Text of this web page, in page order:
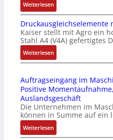
i
e
-
P
C
l
ä
s
t
s
i
c
h
k
m
o
d
u
l
e
r
i
n
g
e
n
Weiterlesen:
I
E
6
2
4
3
-
Z
e
r
t
Druckausgleichselemente
Kaiser stellt mit Agro ein
Stahl A4 (V4A) gefertigtes
Weiterlesen:
D
u
c
k
a
u
s
Auftragseingang im
Positive
Auslandsgeschäft
Die Unternehmen im
können in Summe auf ein
Weiterlesen:
A